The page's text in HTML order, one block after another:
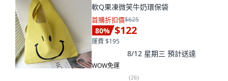
軟Q果凍微笑牛奶環保袋
首購折扣價$625
80% $122
運費 $195
8/12 星期三 預計送達
WOW免運
(26)